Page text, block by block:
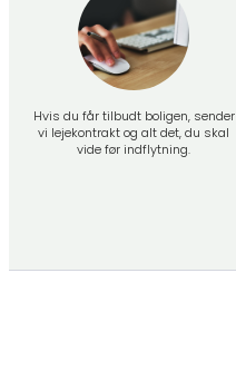
Hvis du får tilbudt boligen, sender
vi lejekontrakt og alt det, du skal
vide før indflytning.